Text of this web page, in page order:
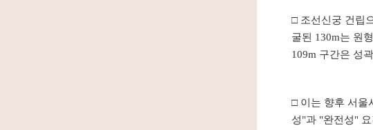
□ 조선신궁 건립
굴된 130m는 원
109m 구간은 성
□ 이는 향후 서울
성"과 "완전성"